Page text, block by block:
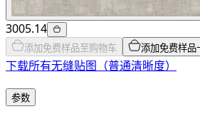
3005.14
添加免费样品至购物车 添加免费样品
下载所有无缝贴图（普通清晰度）
参数